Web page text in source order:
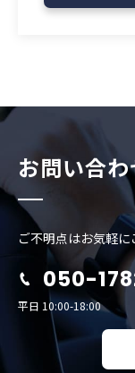
お問い合わ
ご不明点はお気軽
050-
平日 10:00-18:00